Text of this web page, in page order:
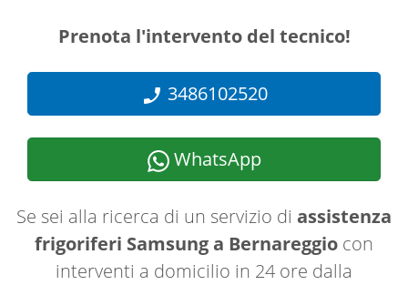
Prenota l'intervento del tecnico!
3486102520
WhatsApp
Se sei alla ricerca di un servizio di assistenza
frigoriferi Samsung a Bernareggio con
interventi a domicilio in 24 ore dalla